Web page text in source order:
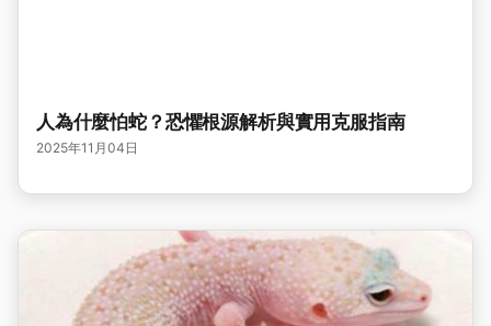
人為什麼怕蛇？恐懼根源解析與實用克服指南
2025年11月04日